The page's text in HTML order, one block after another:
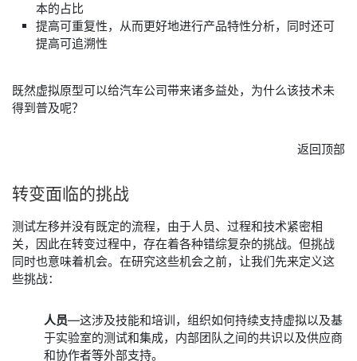
本的占比
提高可重复性，从而更好地进行产品特性分析，同时还可
提高可追溯性
既然虚拟原型可以给汽车公司带来诸多益处，为什么该技术未
得到普及呢？
返回顶部
转变面临的挑战
测试左移并没有既定的流程，由于人员、过程和技术紧密相
关，因此在转变过程中，存在着各种错综复杂的挑战。但挑战
同时也意味着机会。在研究这些机会之前，让我们先来定义这
些挑战：
人员—这涉及技能和培训，组织如何持续支持虚拟以及基
于实验室的测试和集成，内部团队之间的共识以及供应商
和协作者等外部支持。